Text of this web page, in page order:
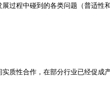
过程中碰到的各类问题（普适
质性合作，在部分行业已经促成